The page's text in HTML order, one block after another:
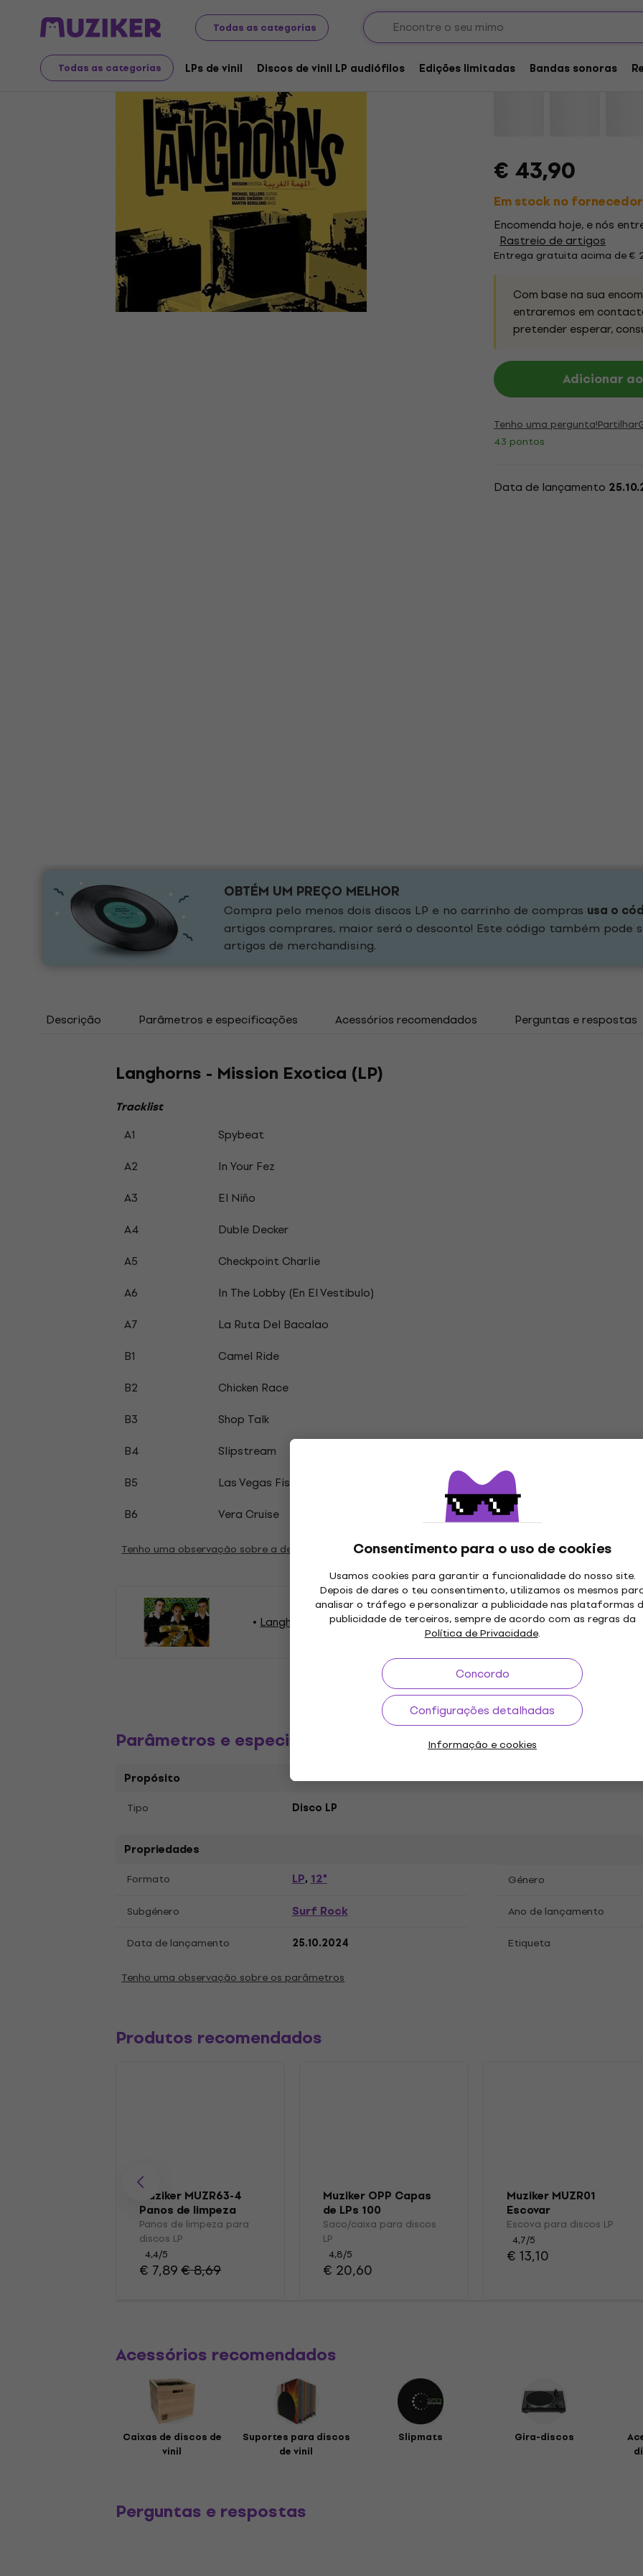
Todas as categorias
Todas as categorias LPs de vinil Discos de vinil LP audiófilos Edições limitadas Bandas sonoras
Consentimento para o uso de cookies
Usamos cookies para garantir a funcionalidade do nosso site.
Depois de dares o teu consentimento, utilizamos os mesmos
analisar o tráfego e personalizar a publicidade nas plataformas
publicidade de terceiros, sempre de acordo com as regras da
Política de Privacidade.
Concordo
Configurações detalhadas
Informação e cookies
Discos LP e CDs LPs de vinil
Langhorns - Mission
Marca: LanghornsCódigo do
€ 43,90
Em stock no fornecedor
Encomenda hoje, e nós
Rastreio de artigos
Entrega gratuita acima de €
Com base na sua
entraremos em
pretender esperar,
Adicionar
Tenho uma pergunta!Partilhar
43 pontos
Data de lançamento
OBTÉM UM PREÇO MELHOR
Compra pelo menos dois discos LP e no carrinho de compras usa o
artigos comprares, maior será o desconto! Este código também pode
artigos de merchandising.
Descrição Parâmetros e especificações Acessórios recomendados Perguntas e respostas
Langhorns - Mission Exotica (LP)
Tracklist
A1 Spybeat
A2
In Your Fez
A3
El Niño
A4
Duble Decker
A5
Checkpoint Charlie
A6
In The Lobby (En El Vestibulo)
A7
La Ruta Del Bacalao
B1
Camel Ride
B2
Chicken Race
B3
Shop Talk
B4
Slipstream
B5
Las Vegas Fist Fight
B6
Vera Cruise
Tenho uma observação sobre a descrição
Langhorns Discos de vinil LP
Parâmetros e especificações
Propósito
Tipo Disco LP
Propriedades
Formato LP,12" Género
Subgénero Surf Rock Ano de lançamento
Data de lançamento 25.10.2024 Etiqueta
Tenho uma observação sobre os parâmetros
Produtos recomendados
Muziker MUZR63-4
Panos de limpeza
para discos LP
Panos de limpeza para
discos LP
4,4/5
€ 7,89€ 8,69
Muziker OPP Capas
de LPs 100
Saco/caixa para discos
LP
4,8/5
€ 20,60
Muziker MUZR01
Escovar
Escova para discos LP
4,7/5
€ 13,10
Acessórios recomendados
Caixas de discos de
vinil
Suportes para discos
de vinil
Slipmats Gira-discos
Perguntas e respostas